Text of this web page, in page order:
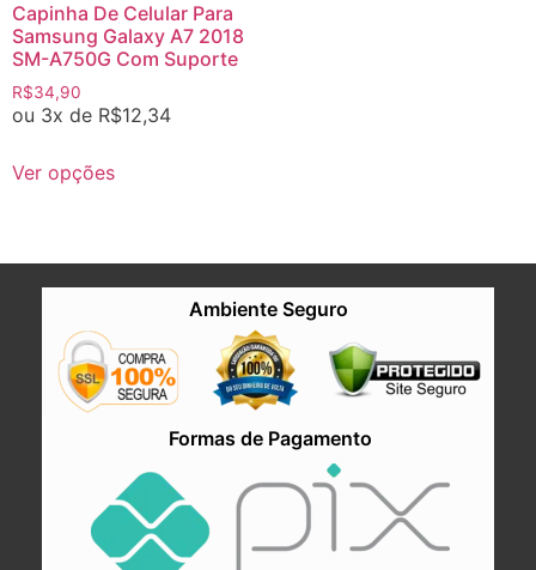
Capinha De Celular Para
Samsung Galaxy A7 2018
SM-A750G Com Suporte
R$34,90
ou 3x de R$12,34
Ver opções
Ambiente Seguro
Formas de Pagamento